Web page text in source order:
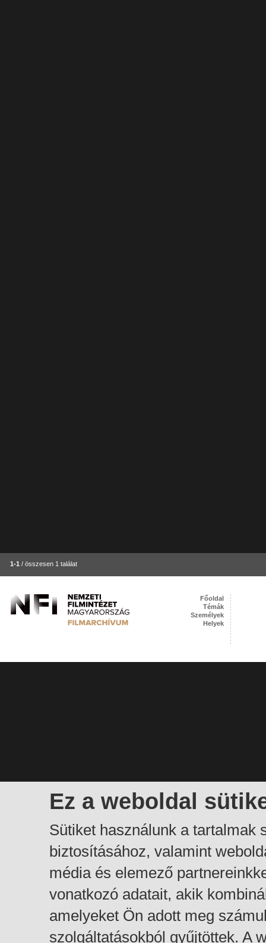
1-1 / összesen 1 találat
Ez a weboldal
Sütiket használunk a tartalmak
biztosításához, valamint
média és elemező
vonatkozó adatait, akik
amelyeket Ön adott meg
szolgáltatásokból gyűjtöttek. A
Főoldal
Témák
Személyek
Helyek